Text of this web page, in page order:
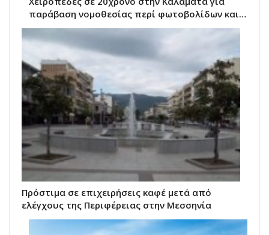
παράβαση νομοθεσίας περί φωτοβολίδων και…
Πρόστιμα σε επιχειρήσεις καφέ μετά από
ελέγχους της Περιφέρειας στην Μεσσηνία